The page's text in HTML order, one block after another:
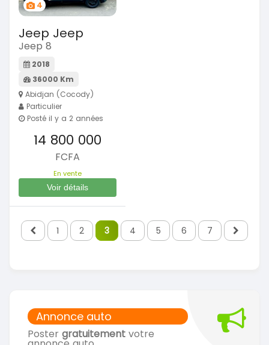
Annonce auto
Poster gratuitement votre
4
Jeep Jeep
Jeep 8
2018
36000 Km
Abidjan (Cocody)
Particulier
Posté il y a 2 années
14 800 000
FCFA
En vente
Voir détails
1 2 3 4 5 6 7